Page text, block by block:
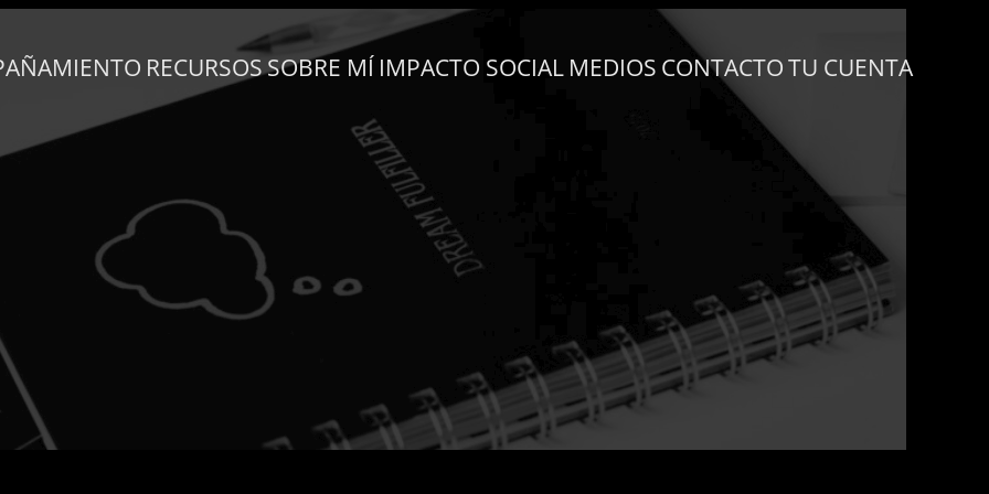
RECURSOSSOBRE MÍ IMPACTO SOCIAL MEDIOS CONTACTOTU CUENTA